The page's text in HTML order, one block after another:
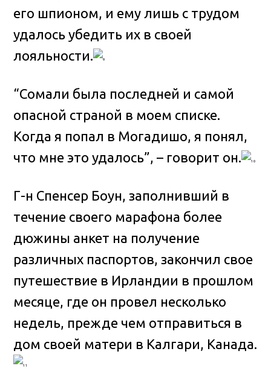
его шпионом, и ему лишь с трудом
удалось убедить их в своей
лояльности.
“Сомали была последней и самой
опасной страной в моем списке.
Когда я попал в Могадишо, я понял,
что мне это удалось”, – говорит он.
Г-н Спенсер Боун, заполнивший в
течение своего марафона более
дюжины анкет на получение
различных паспортов, закончил свое
путешествие в Ирландии в прошлом
месяце, где он провел несколько
недель, прежде чем отправиться в
дом своей матери в Калгари, Канада.